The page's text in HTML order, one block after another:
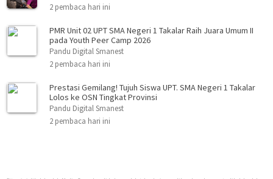
2 pembaca hari ini
PMR Unit 02 UPT SMA Negeri 1 Takalar Raih Juara Umum II
pada Youth Peer Camp 2026
Pandu Digital Smanest
2 pembaca hari ini
Prestasi Gemilang! Tujuh Siswa UPT. SMA Negeri 1 Takalar
Lolos ke OSN Tingkat Provinsi
Pandu Digital Smanest
2 pembaca hari ini